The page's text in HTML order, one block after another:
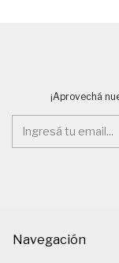
¡Aprovechá
Navegación